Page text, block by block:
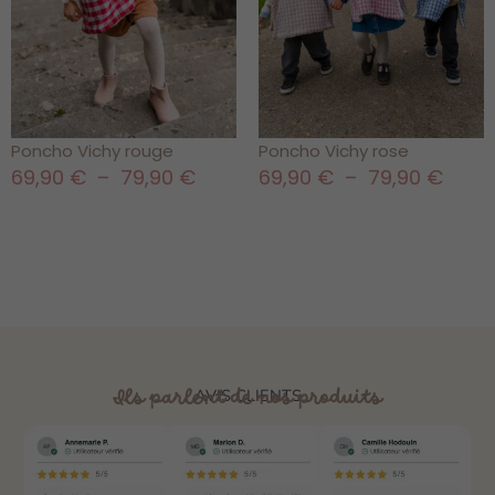
Poncho Vichy rouge
69,90 € – 79,90 €
Poncho Vichy rose
69,90 € – 79,90 €
AVIS CLIENTS
Ils parlent de nos produits